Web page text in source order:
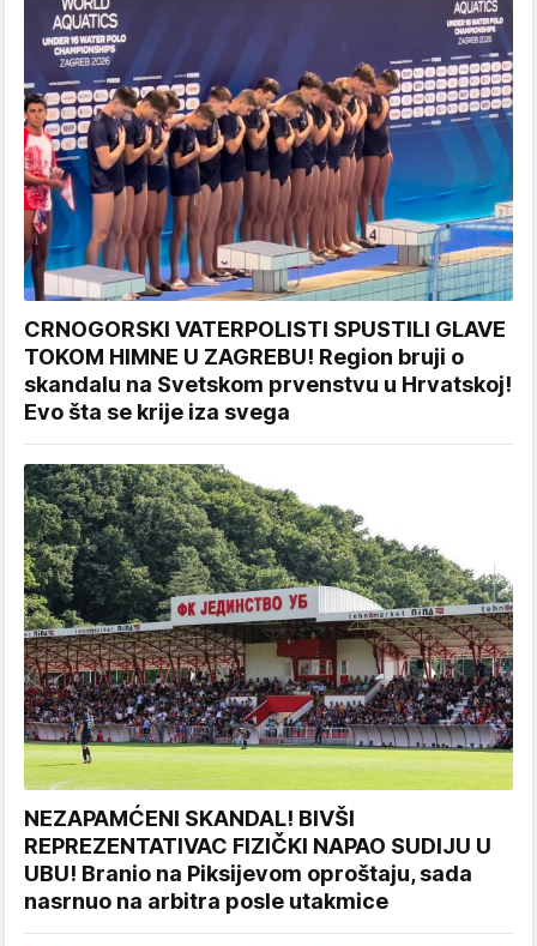
CRNOGORSKI VATERPOLISTI SPUSTILI GLAVE
TOKOM HIMNE U ZAGREBU! Region bruji o
skandalu na Svetskom prvenstvu u Hrvatskoj!
Evo šta se krije iza svega
NEZAPAMĆENI SKANDAL! BIVŠI
REPREZENTATIVAC FIZIČKI NAPAO SUDIJU U
UBU! Branio na Piksijevom oproštaju, sada
nasrnuo na arbitra posle utakmice